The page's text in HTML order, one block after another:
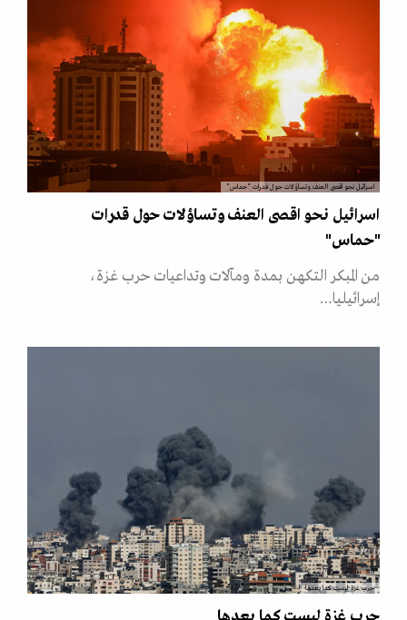
اسرائيل نحو اقصى العنف وتساؤلات حول قدرات "حماس"
اسرائيل نحو اقصى العنف وتساؤلات حول قدرات
"حماس"
من المبكر التكهن بمدة ومآلات وتداعيات حرب غزة،
إسرائيليا…
حرب غزة ليست كما بعدها